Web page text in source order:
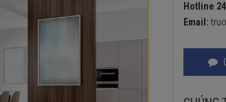
8.100.000₫.
Hotline
Email: